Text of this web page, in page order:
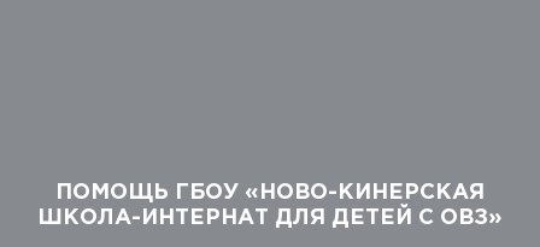
ПОМОЩЬ ГБОУ «НОВО-КИНЕРСКАЯ
ШКОЛА-ИНТЕРНАТ ДЛЯ ДЕТЕЙ С ОВЗ»